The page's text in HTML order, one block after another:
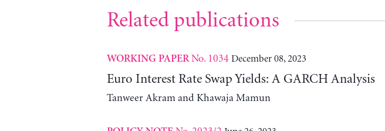
Related publications
WORKING PAPERNo. 1034 December 08, 2023
Euro Interest Rate Swap Yields: A GARCH Analysis
Tanweer Akram and Khawaja Mamun